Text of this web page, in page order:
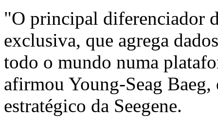
"O principal diferenciador
exclusiva, que agrega
todo o mundo numa
afirmou Young-Seag
estratégico da Seegene.